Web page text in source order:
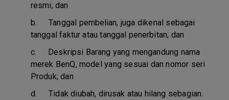
resmi; dan
b. Tanggal pembelian, juga dikenal sebagai
tanggal faktur atau tanggal penerbitan; dan
c. Deskripsi Barang yang mengandung nama
merek BenQ, model yang sesuai dan nomor seri
Produk; dan
d.Tidak diubah, dirusak atau hilang sebagian.